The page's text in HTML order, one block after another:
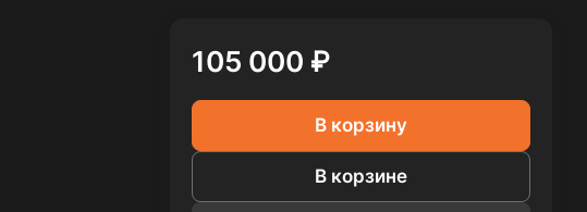
105 000 ₽
В корзину
В корзине